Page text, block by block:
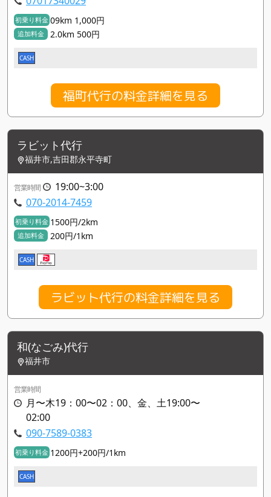
初乗り料金 09km 1,000円
追加料金 2.0km 500円
CASH
福町代行の料金詳細を見る
ラビット代行
福井市,吉田郡永平寺町
営業時間
19:00~3:00
070-2014-7459
初乗り料金 1500円/2km
追加料金 200円/1km
CASH
ラビット代行の料金詳細を見る
和(なごみ)代行
福井市
営業時間
月〜木19：00〜02：00、金、土19:00〜
02:00
090-7589-0383
初乗り料金 1200円+200円/1km
CASH